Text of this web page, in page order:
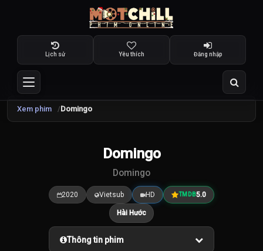
Lịch sử Yêu thích Đăng nhập
Xem phim Domingo
Domingo
Domingo
2020 Vietsub HD TMDB5.0
Hài Hước
Thông tin phim